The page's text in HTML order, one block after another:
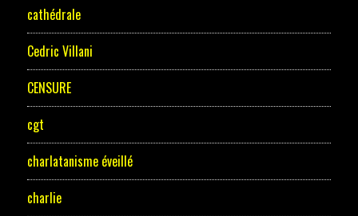
cathédrale
Cedric Villani
CENSURE
cgt
charlatanisme éveillé
charlie